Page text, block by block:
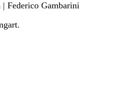
Federico Gambarini